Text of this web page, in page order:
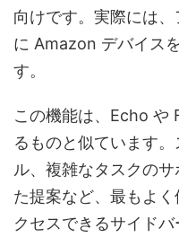
向けです。実際には
に Amazon デバイス
す。
この機能は、Echo や
るものと似ています
ル、複雑なタスクの
た提案など、最もよ
クセスできるサイド